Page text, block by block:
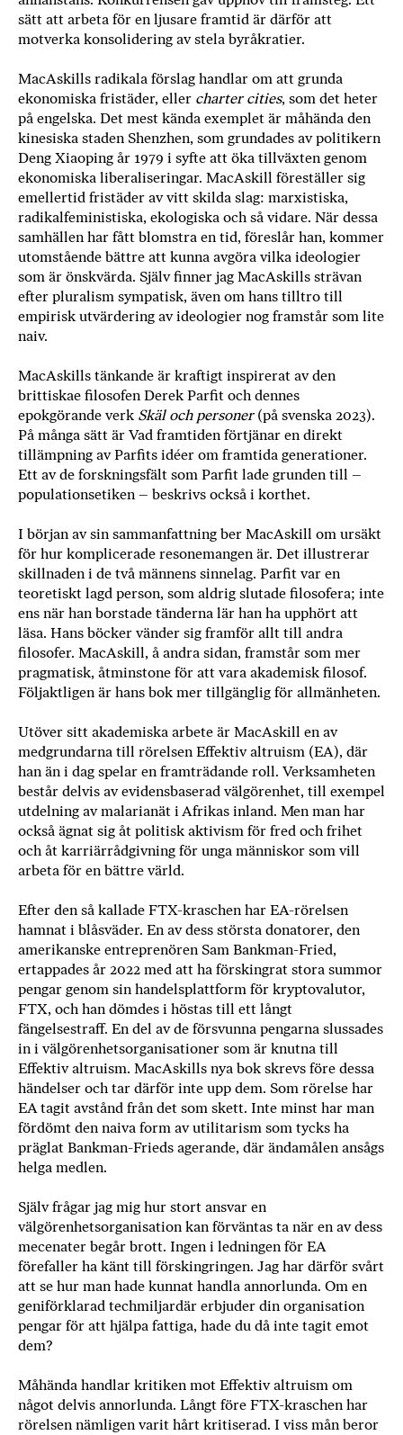
sätt att arbeta för en ljusare framtid är därför att
motverka konsolidering av stela byråkratier.
MacAskills radikala förslag handlar om att grunda
ekonomiska fristäder, eller charter cities, som det heter
på engelska. Det mest kända exemplet är måhända den
kinesiska staden Shenzhen, som grundades av politikern
Deng Xiaoping år 1979 i syfte att öka tillväxten genom
ekonomiska liberaliseringar. MacAskill föreställer sig
emellertid fristäder av vitt skilda slag: marxistiska,
radikalfeministiska, ekologiska och så vidare. När dessa
samhällen har fått blomstra en tid, föreslår han, kommer
utomstående bättre att kunna avgöra vilka ideologier
som är önskvärda. Själv finner jag MacAskills strävan
efter pluralism sympatisk, även om hans tilltro till
empirisk utvärdering av ideologier nog framstår som lite
naiv.
MacAskills tänkande är kraftigt inspirerat av den
brittiskae filosofen Derek Parfit och dennes
epokgörande verk Skäl och personer(på svenska 2023).
På många sätt är Vad framtiden förtjänar en direkt
tillämpning av Parfits idéer om framtida generationer.
Ett av de forskningsfält som Parfit lade grunden till –
populationsetiken – beskrivs också i korthet.
I början av sin sammanfattning ber MacAskill om ursäkt
för hur komplicerade resonemangen är. Det illustrerar
skillnaden i de två männens sinnelag. Parfit var en
teoretiskt lagd person, som aldrig slutade filosofera; inte
ens när han borstade tänderna lär han ha upphört att
läsa. Hans böcker vänder sig framför allt till andra
filosofer. MacAskill, å andra sidan, framstår som mer
pragmatisk, åtminstone för att vara akademisk filosof.
Följaktligen är hans bok mer tillgänglig för allmänheten.
Utöver sitt akademiska arbete är MacAskill en av
medgrundarna till rörelsen Effektiv altruism (EA), där
han än i dag spelar en framträdande roll. Verksamheten
består delvis av evidensbaserad välgörenhet, till exempel
utdelning av malarianät i Afrikas inland. Men man har
också ägnat sig åt politisk aktivism för fred och frihet
och åt karriärrådgivning för unga människor som vill
arbeta för en bättre värld.
Efter den så kallade FTX-kraschen har EA-rörelsen
hamnat i blåsväder. En av dess största donatorer, den
amerikanske entreprenören Sam Bankman-Fried,
ertappades år 2022 med att ha förskingrat stora summor
pengar genom sin handelsplattform för kryptovalutor,
FTX, och han dömdes i höstas till ett långt
fängelsestraff. En del av de försvunna pengarna slussades
in i välgörenhetsorganisationer som är knutna till
Effektiv altruism. MacAskills nya bok skrevs före dessa
händelser och tar därför inte upp dem. Som rörelse har
EA tagit avstånd från det som skett. Inte minst har man
fördömt den naiva form av utilitarism som tycks ha
präglat Bankman-Frieds agerande, där ändamålen ansågs
helga medlen.
Själv frågar jag mig hur stort ansvar en
välgörenhetsorganisation kan förväntas ta när en av dess
mecenater begår brott. Ingen i ledningen för EA
förefaller ha känt till förskingringen. Jag har därför svårt
att se hur man hade kunnat handla annorlunda. Om en
geniförklarad techmiljardär erbjuder din organisation
pengar för att hjälpa fattiga, hade du då inte tagit emot
dem?
Måhända handlar kritiken mot Effektiv altruism om
något delvis annorlunda. Långt före FTX-kraschen har
rörelsen nämligen varit hårt kritiserad. I viss mån beror